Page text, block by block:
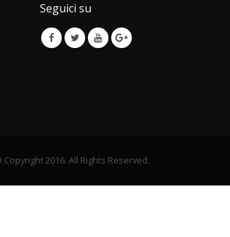
Seguici su
Copyright 2016. All Rights Reserved.